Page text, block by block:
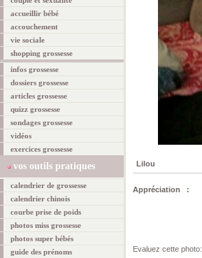
accueillir bébé
accouchement
vie sociale
shopping grossesse
infos grossesse
dossiers grossesse
articles grossesse
quizz grossesse
sondages grossesse
vidéos
exercices grossesse
vos outils pratiques
calendrier de grossesse
calendrier chinois
courbe prise de poids
photos miss grossesse
photos super bébés
guide des prénoms
Lilou
Appréciation :
Evaluez cette photo: